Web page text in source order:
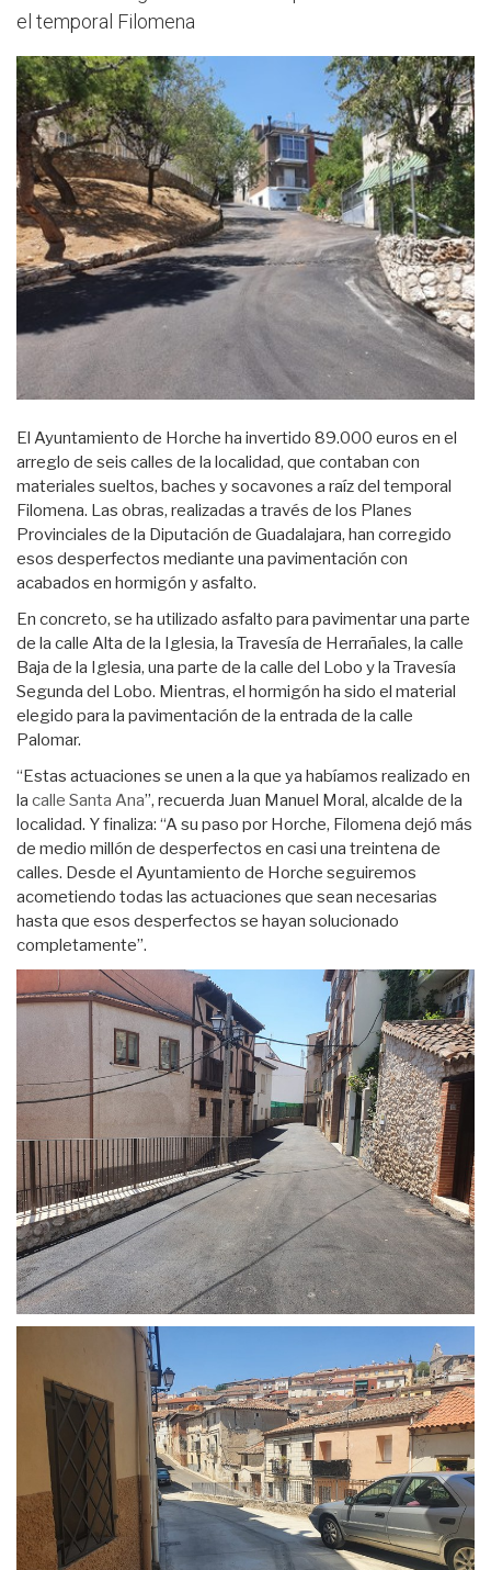
el temporal Filomena
El Ayuntamiento de Horche ha invertido 89.000 euros en el
arreglo de seis calles de la localidad, que contaban con
materiales sueltos, baches y socavones a raíz del temporal
Filomena. Las obras, realizadas a través de los Planes
Provinciales de la Diputación de Guadalajara, han corregido
esos desperfectos mediante una pavimentación con
acabados en hormigón y asfalto.
En concreto, se ha utilizado asfalto para pavimentar una parte
de la calle Alta de la Iglesia, la Travesía de Herrañales, la calle
Baja de la Iglesia, una parte de la calle del Lobo y la Travesía
Segunda del Lobo. Mientras, el hormigón ha sido el material
elegido para la pavimentación de la entrada de la calle
Palomar.
“Estas actuaciones se unen a la que ya habíamos realizado en
la calle Santa Ana”, recuerda Juan Manuel Moral, alcalde de la
localidad. Y finaliza: “A su paso por Horche, Filomena dejó más
de medio millón de desperfectos en casi una treintena de
calles. Desde el Ayuntamiento de Horche seguiremos
acometiendo todas las actuaciones que sean necesarias
hasta que esos desperfectos se hayan solucionado
completamente”.